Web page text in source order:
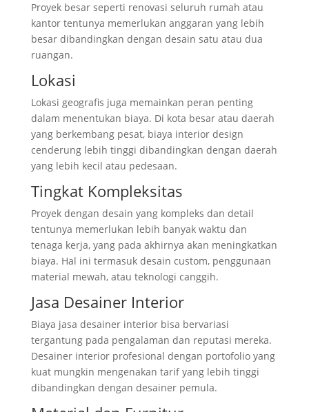
Proyek besar seperti renovasi seluruh rumah atau
kantor tentunya memerlukan anggaran yang lebih
besar dibandingkan dengan desain satu atau dua
ruangan.
Lokasi
Lokasi geografis juga memainkan peran penting
dalam menentukan biaya. Di kota besar atau daerah
yang berkembang pesat, biaya interior design
cenderung lebih tinggi dibandingkan dengan daerah
yang lebih kecil atau pedesaan.
Tingkat Kompleksitas
Proyek dengan desain yang kompleks dan detail
tentunya memerlukan lebih banyak waktu dan
tenaga kerja, yang pada akhirnya akan meningkatkan
biaya. Hal ini termasuk desain custom, penggunaan
material mewah, atau teknologi canggih.
Jasa Desainer Interior
Biaya jasa desainer interior bisa bervariasi
tergantung pada pengalaman dan reputasi mereka.
Desainer interior profesional dengan portofolio yang
kuat mungkin mengenakan tarif yang lebih tinggi
dibandingkan dengan desainer pemula.